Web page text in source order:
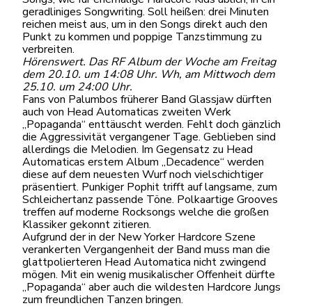
geradliniges Songwriting. Soll heißen: drei Minuten
reichen meist aus, um in den Songs direkt auch den
Punkt zu kommen und poppige Tanzstimmung zu
verbreiten.
Hörenswert. Das RF Album der Woche am Freitag
dem 20.10. um 14:08 Uhr. Wh, am Mittwoch dem
25.10. um 24:00 Uhr.
Fans von Palumbos früherer Band Glassjaw dürften
auch von Head Automaticas zweiten Werk
„Popaganda“ enttäuscht werden. Fehlt doch gänzlich
die Aggressivität vergangener Tage. Geblieben sind
allerdings die Melodien. Im Gegensatz zu Head
Automaticas erstem Album „Decadence“ werden
diese auf dem neuesten Wurf noch vielschichtiger
präsentiert. Punkiger Pophit trifft auf langsame, zum
Schleichertanz passende Töne. Polkaartige Grooves
treffen auf moderne Rocksongs welche die großen
Klassiker gekonnt zitieren.
Aufgrund der in der New Yorker Hardcore Szene
verankerten Vergangenheit der Band muss man die
glattpolierteren Head Automatica nicht zwingend
mögen. Mit ein wenig musikalischer Offenheit dürfte
„Popaganda“ aber auch die wildesten Hardcore Jungs
zum freundlichen Tanzen bringen.